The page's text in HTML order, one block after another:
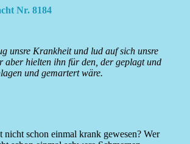
Nr. 8184
unsre Krankheit und lud auf sich unsre
aber hielten ihn für den, der geplagt und
und gemartert wäre.
nicht schon einmal krank gewesen? Wer